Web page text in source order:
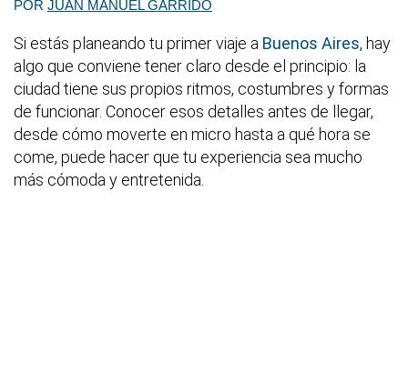
POR JUAN MANUEL GARRIDO
Si estás planeando tu primer viaje a Buenos Aires, hay
algo que conviene tener claro desde el principio: la
ciudad tiene sus propios ritmos, costumbres y formas
de funcionar. Conocer esos detalles antes de llegar,
desde cómo moverte en micro hasta a qué hora se
come, puede hacer que tu experiencia sea mucho
más cómoda y entretenida.